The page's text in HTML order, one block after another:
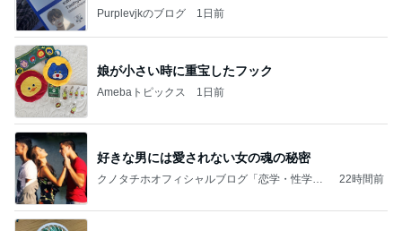
Purplevjkのブログ 1日前
娘が小さい時に重宝したフック
Amebaトピックス 1日前
好きな男には愛されない女の魂の秘密
クノタチホオフィシャルブログ「恋学・性学研
22時間前